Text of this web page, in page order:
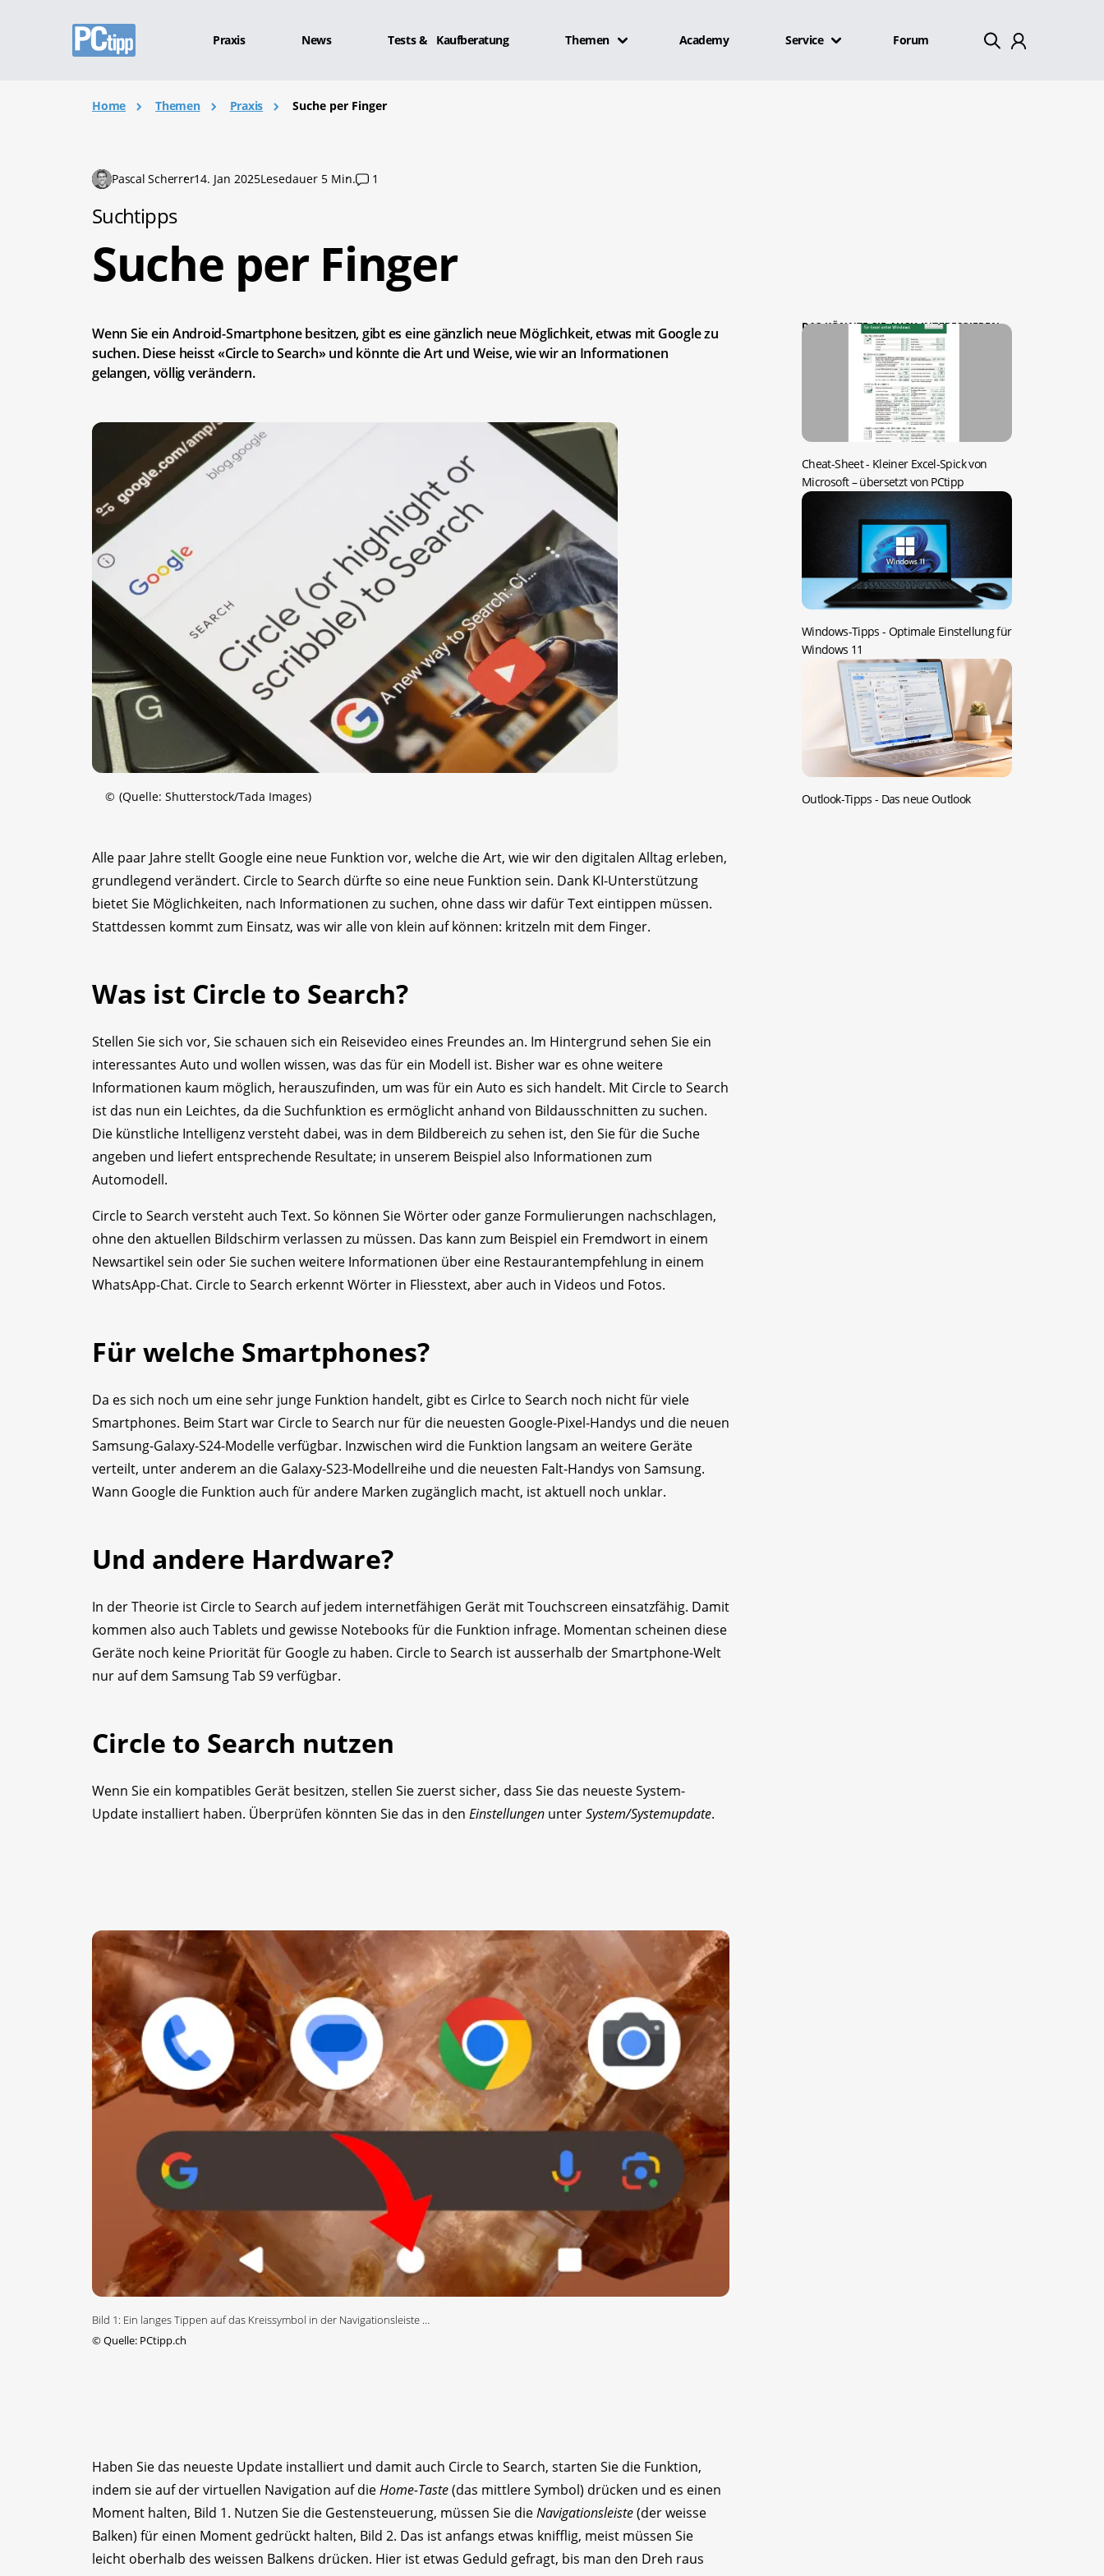
Praxis News Tests & Kaufberatung Themen Academy Service Forum
Home Themen Praxis Suche per Finger
Pascal Scherrer14. Jan 2025Lesedauer 5 Min. 1
Suchtipps
Suche per Finger
Wenn Sie ein Android-Smartphone besitzen, gibt es eine gänzlich neue Möglichkeit, etwas mit Google zu
suchen. Diese heisst «Circle to Search» und könnte die Art und Weise, wie wir an Informationen
gelangen, völlig verändern.
© (Quelle: Shutterstock/Tada Images)
Alle paar Jahre stellt Google eine neue Funktion vor, welche die Art, wie wir den digitalen Alltag erleben,
grundlegend verändert. Circle to Search dürfte so eine neue Funktion sein. Dank KI-Unterstützung
bietet Sie Möglichkeiten, nach Informationen zu suchen, ohne dass wir dafür Text eintippen müssen.
Stattdessen kommt zum Einsatz, was wir alle von klein auf können: kritzeln mit dem Finger.
Was ist Circle to Search?
Stellen Sie sich vor, Sie schauen sich ein Reise­video eines Freundes an. Im Hintergrund sehen Sie ein
interessantes Auto und wollen wissen, was das für ein Modell ist. Bisher war es ohne weitere
Informationen kaum möglich, herauszufinden, um was für ein Auto es sich handelt. Mit Circle to Search
ist das nun ein Leichtes, da die Suchfunktion es ermöglicht anhand von Bildausschnitten zu suchen.
Die künstliche Intelligenz versteht dabei, was in dem Bildbereich zu sehen ist, den Sie für die Suche
angeben und liefert entsprechende Resultate; in unserem Beispiel also Informationen zum
Automodell.
Circle to Search versteht auch Text. So können Sie Wörter oder ganze Formulierungen nachschlagen,
ohne den aktuellen Bildschirm verlassen zu müssen. Das kann zum Beispiel ein Fremdwort in einem
Newsartikel sein oder Sie suchen weitere Informationen über eine Restaurantempfehlung in einem
WhatsApp-Chat. Circle to Search erkennt Wörter in Fliesstext, aber auch in Videos und Fotos.
Für welche Smartphones?
Da es sich noch um eine sehr junge Funktion handelt, gibt es Cirlce to Search noch nicht für viele
Smartphones. Beim Start war Circle to Search nur für die neuesten Google-Pixel-Handys und die neuen
Samsung-Galaxy-S24-Modelle verfügbar. Inzwischen wird die Funktion langsam an weitere Geräte
verteilt, unter anderem an die Galaxy-S23-­Modellreihe und die neuesten Falt-Handys von Samsung.
Wann Google die Funktion auch für andere Marken zugänglich macht, ist aktuell noch unklar.
Und andere Hardware?
In der Theorie ist Circle to Search auf jedem internetfähigen Gerät mit Touchscreen einsatzfähig. Damit
kommen also auch Tablets und gewisse Notebooks für die Funktion infrage. Momentan scheinen diese
Geräte noch keine Priorität für Google zu haben. Circle to Search ist ausserhalb der Smartphone-Welt
nur auf dem Samsung Tab S9 verfügbar.
Circle to Search nutzen
Wenn Sie ein kompatibles Gerät besitzen, stellen Sie zuerst sicher, dass Sie das neueste System-
Update installiert haben. Überprüfen könnten Sie das in den Einstellungen unterSystem/Systemupdate.
Bild 1: Ein langes Tippen auf das Kreissymbol in der Navigationsleiste …
©Quelle: PCtipp.ch
Haben Sie das neueste Update installiert und damit auch Circle to Search, starten Sie die Funktion,
indem sie auf der virtuellen Navigation auf dieHome-Taste(das mittlere Symbol) drücken und es einen
Moment halten, Bild 1. Nutzen Sie die Gestensteuerung, müssen Sie dieNavigationsleiste(der weisse
Balken) für einen Moment gedrückt halten, Bild 2. Das ist anfangs etwas knifflig, meist müssen Sie
leicht oberhalb des weissen Balkens drücken. Hier ist etwas Geduld gefragt, bis man den Dreh raus
DAS KÖNNTE SIE AUCH INTERESSIEREN:
Cheat-Sheet - Kleiner Excel-Spick von
Microsoft – übersetzt von PCtipp
Windows-Tipps - Optimale Einstellung für
Windows 11
Outlook-Tipps - Das neue Outlook